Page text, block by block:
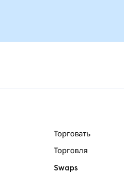
Торговать
Торговля
Swaps